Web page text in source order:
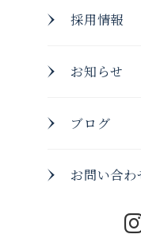
採用情報
お知らせ
ブログ
お問い合わ